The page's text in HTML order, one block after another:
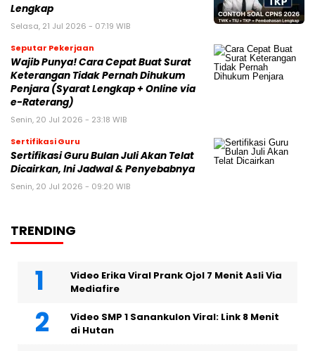
Lengkap
Selasa, 21 Jul 2026 - 07:19 WIB
Seputar Pekerjaan
Wajib Punya! Cara Cepat Buat Surat
Keterangan Tidak Pernah Dihukum
Penjara (Syarat Lengkap + Online via
e-Raterang)
Senin, 20 Jul 2026 - 23:18 WIB
Sertifikasi Guru
Sertifikasi Guru Bulan Juli Akan Telat
Dicairkan, Ini Jadwal & Penyebabnya
Senin, 20 Jul 2026 - 09:20 WIB
TRENDING
Video Erika Viral Prank Ojol 7 Menit Asli Via
Mediafire
Video SMP 1 Sanankulon Viral: Link 8 Menit
di Hutan